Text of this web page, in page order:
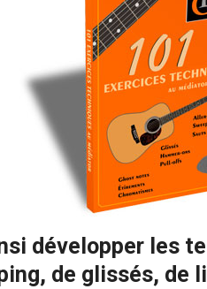
développer les
de glissés, de